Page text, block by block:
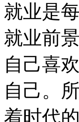
就业是
就业前
自己喜
自己。
着时代